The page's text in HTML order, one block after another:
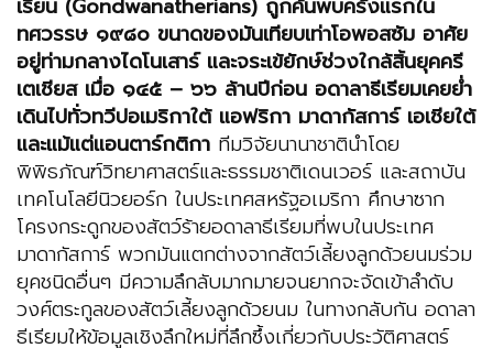
เรียน (Gondwanatherians) ถูกค้นพบครั้งแรกใน
ทศวรรษ ๑๙๘๐ ขนาดของมันเทียบเท่าโอพอสซัม อาศัย
อยู่ท่ามกลางไดโนเสาร์ และจระเข้ยักษ์ช่วงใกล้สิ้นยุคครี
เตเชียส เมื่อ ๑๔๕ – ๖๖ ล้านปีก่อน อดาลาธีเรียมเคยย่ำ
เดินไปทั่วทวีปอเมริกาใต้ แอฟริกา มาดากัสการ์ เอเชียใต้
และแม้แต่แอนตาร์กติกา ทีมวิจัยนานาชาตินำโดย
พิพิธภัณฑ์วิทยาศาสตร์และธรรมชาติเดนเวอร์ และสถาบัน
เทคโนโลยีนิวยอร์ก ในประเทศสหรัฐอเมริกา ศึกษาซาก
โครงกระดูกของสัตว์ร้ายอดาลาธีเรียมที่พบในประเทศ
มาดากัสการ์ พวกมันแตกต่างจากสัตว์เลี้ยงลูกด้วยนมร่วม
ยุคชนิดอื่นๆ มีความลึกลับมากมายจนยากจะจัดเข้าลำดับ
วงศ์ตระกูลของสัตว์เลี้ยงลูกด้วยนม ในทางกลับกัน อดาลา
ธีเรียมให้ข้อมูลเชิงลึกใหม่ที่ลึกซึ้งเกี่ยวกับประวัติศาสตร์